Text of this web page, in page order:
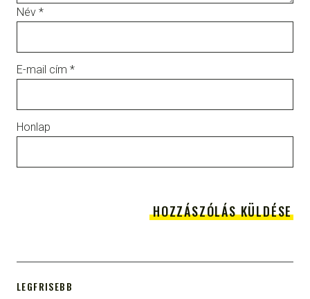
Név *
E-mail cím *
Honlap
LEGFRISEBB